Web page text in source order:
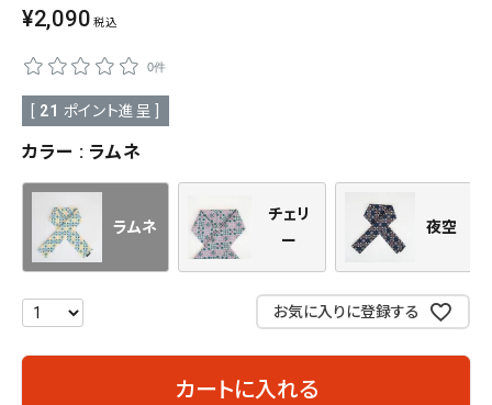
¥2,090 税込
0件
21 ポイント進呈 ]
カラー ラムネ
ラムネ
チェリ
ー
夜空
お気に入りに登録する
カートに入れる